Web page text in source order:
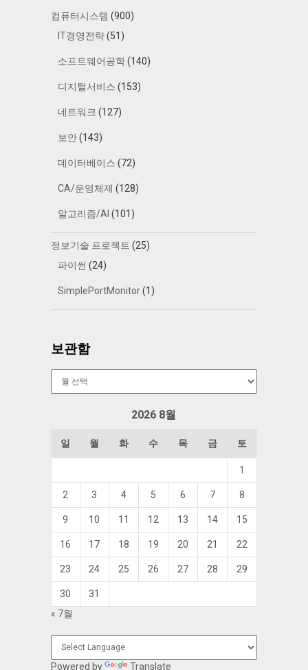
컴퓨터시스템 (900)
IT경영전략(51)
소프트웨어공학(140)
디지털서비스 (153)
네트워크 (127)
보안(143)
데이터베이스 (72)
CA/운영체제 (128)
알고리즘/AI (101)
정보기술 프로젝트 (25)
파이썬 (24)
SimplePortMonitor(1)
보관함
2026 8월
일 월 화 수 목 금 토
1
2 3 4 5 6 7 8
9 10 11 12 13 14 15
16 17 18 19 20 21 22
23 24 25 26 27 28 29
30
31
« 7월
Powered by Translate